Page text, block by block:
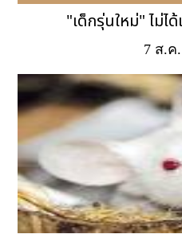
"เด็กรุ่นใหม่" ไม่ไ
7 ส.ค